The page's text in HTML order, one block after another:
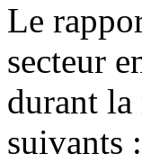
Le
secteur
durant la
suivants :